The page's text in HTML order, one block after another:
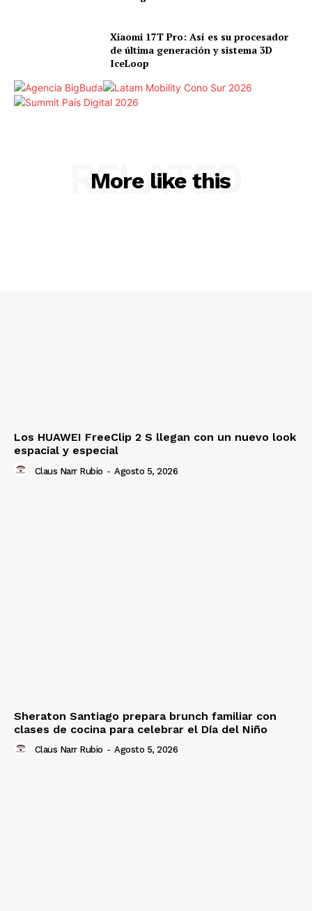
Xiaomi 17T Pro: Así es su procesador
de última generación y sistema 3D
IceLoop
More like this
RELATED
Los HUAWEI FreeClip 2 S llegan con un nuevo look
espacial y especial
Claus Narr Rubio - Agosto 5, 2026
Sheraton Santiago prepara brunch familiar con
clases de cocina para celebrar el Día del Niño
Claus Narr Rubio - Agosto 5, 2026